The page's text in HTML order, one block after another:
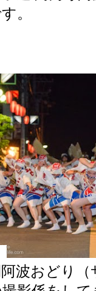
。
波おどり